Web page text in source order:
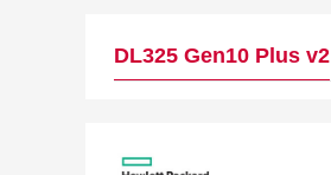
DL325 Gen10 Plus v2